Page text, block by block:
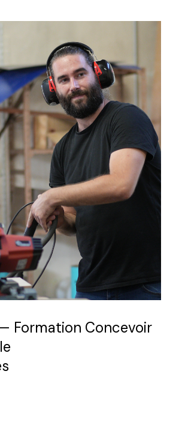
Formation Concevoir